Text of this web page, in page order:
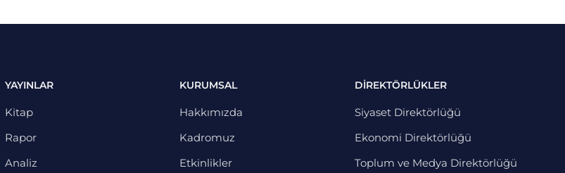
YAYINLAR
Kitap
Rapor
Analiz
KURUMSAL
Hakkımızda
Kadromuz
Etkinlikler
DİREKTÖRLÜKLER
Siyaset Direktörlüğü
Ekonomi Direktörlüğü
Toplum ve Medya Direktörlüğü